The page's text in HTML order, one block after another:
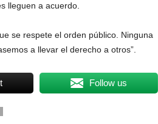
lleguen a acuerdo.
se respete el orden público. Ninguna
a llevar el derecho a otros”.
Follow us